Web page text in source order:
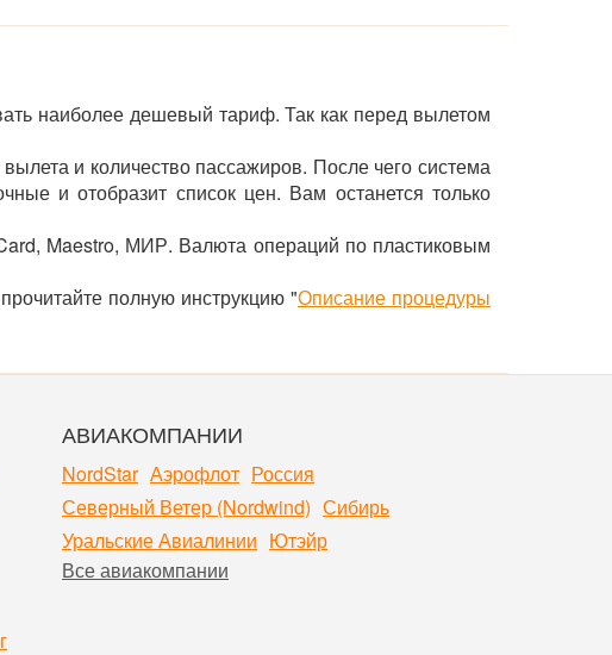
наиболее дешевый тариф. Так как перед вылетом
и количество пассажиров. После чего система
и отобразит список цен. Вам останется только
Maestro, МИР. Валюта операций по пластиковым
полную инструкцию "Описание процедуры
АВИАКОМПАНИИ
NordStar Аэрофлот Россия
Северный Ветер (Nordwind) Сибирь
Уральские Авиалинии Ютэйр
Все авиакомпании